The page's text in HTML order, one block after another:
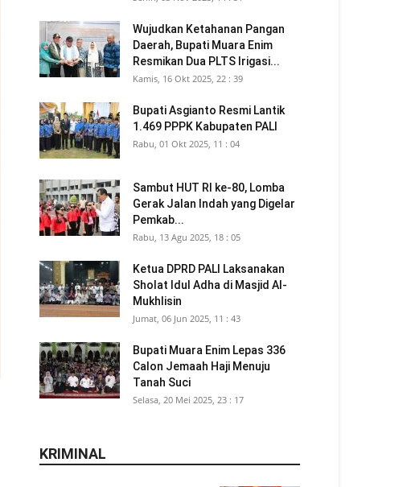
Wujudkan Ketahanan Pangan
Daerah, Bupati Muara Enim
Resmikan Dua PLTS Irigasi...
Kamis, 16 Okt 2025, 22 : 39
Bupati Asgianto Resmi Lantik
1.469 PPPK Kabupaten PALI
Rabu, 01 Okt 2025, 11 : 04
Sambut HUT RI ke-80, Lomba
Gerak Jalan Indah yang Digelar
Pemkab...
Rabu, 13 Agu 2025, 18 : 05
Ketua DPRD PALI Laksanakan
Sholat Idul Adha di Masjid Al-
Mukhlisin
Jumat, 06 Jun 2025, 11 : 43
Bupati Muara Enim Lepas 336
Calon Jemaah Haji Menuju
Tanah Suci
Selasa, 20 Mei 2025, 23 : 17
KRIMINAL